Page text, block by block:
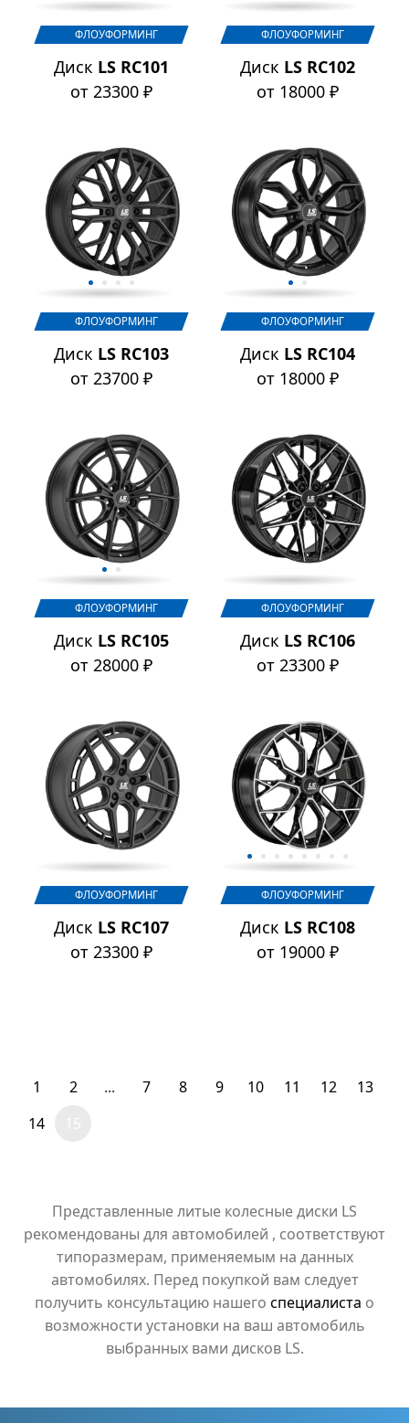
ФЛОУФОРМИНГ
Диск LS RC101
от 23300 ₽
ФЛОУФОРМИНГ
Диск LS RC102
от 18000 ₽
ФЛОУФОРМИНГ
Диск LS RC103
от 23700 ₽
ФЛОУФОРМИНГ
Диск LS RC104
от 18000 ₽
ФЛОУФОРМИНГ
Диск LS RC105
от 28000 ₽
ФЛОУФОРМИНГ
Диск LS RC106
от 23300 ₽
ФЛОУФОРМИНГ
Диск LS RC107
от 23300 ₽
ФЛОУФОРМИНГ
Диск LS RC108
от 19000 ₽
1 2 ... 7 8 9 10 11 12
13
14
Представленные литые колесные диски LS
рекомендованы для автомобилей , соответствуют
типоразмерам, применяемым на данных
автомобилях. Перед покупкой вам следует
получить консультацию нашего специалиста о
возможности установки на ваш автомобиль
выбранных вами дисков LS.